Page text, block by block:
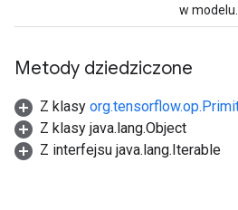
w modelu.
Metody dziedziczone
Z klasy
Z klasy java.lang.Object
Z interfejsu java.lang.Iterable